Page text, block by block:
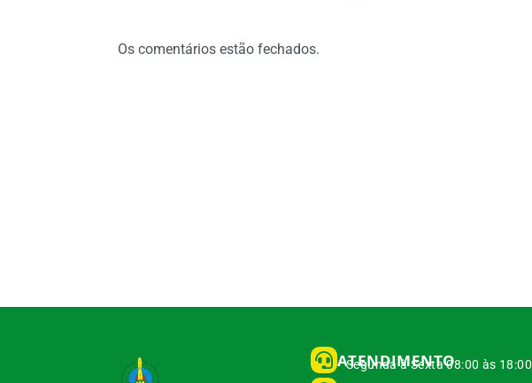
Os comentários estão fechados.
ATENDIMENTO
Segunda à Sexta 08:00 às 18:00